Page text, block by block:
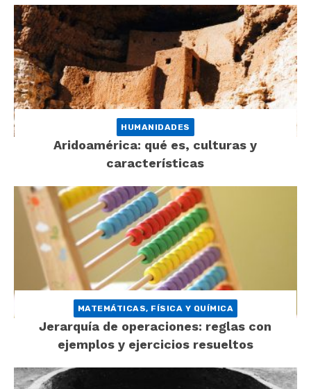
HUMANIDADES
Aridoamérica: qué es, culturas y
características
MATEMÁTICAS, FÍSICA Y QUÍMICA
Jerarquía de operaciones: reglas con
ejemplos y ejercicios resueltos